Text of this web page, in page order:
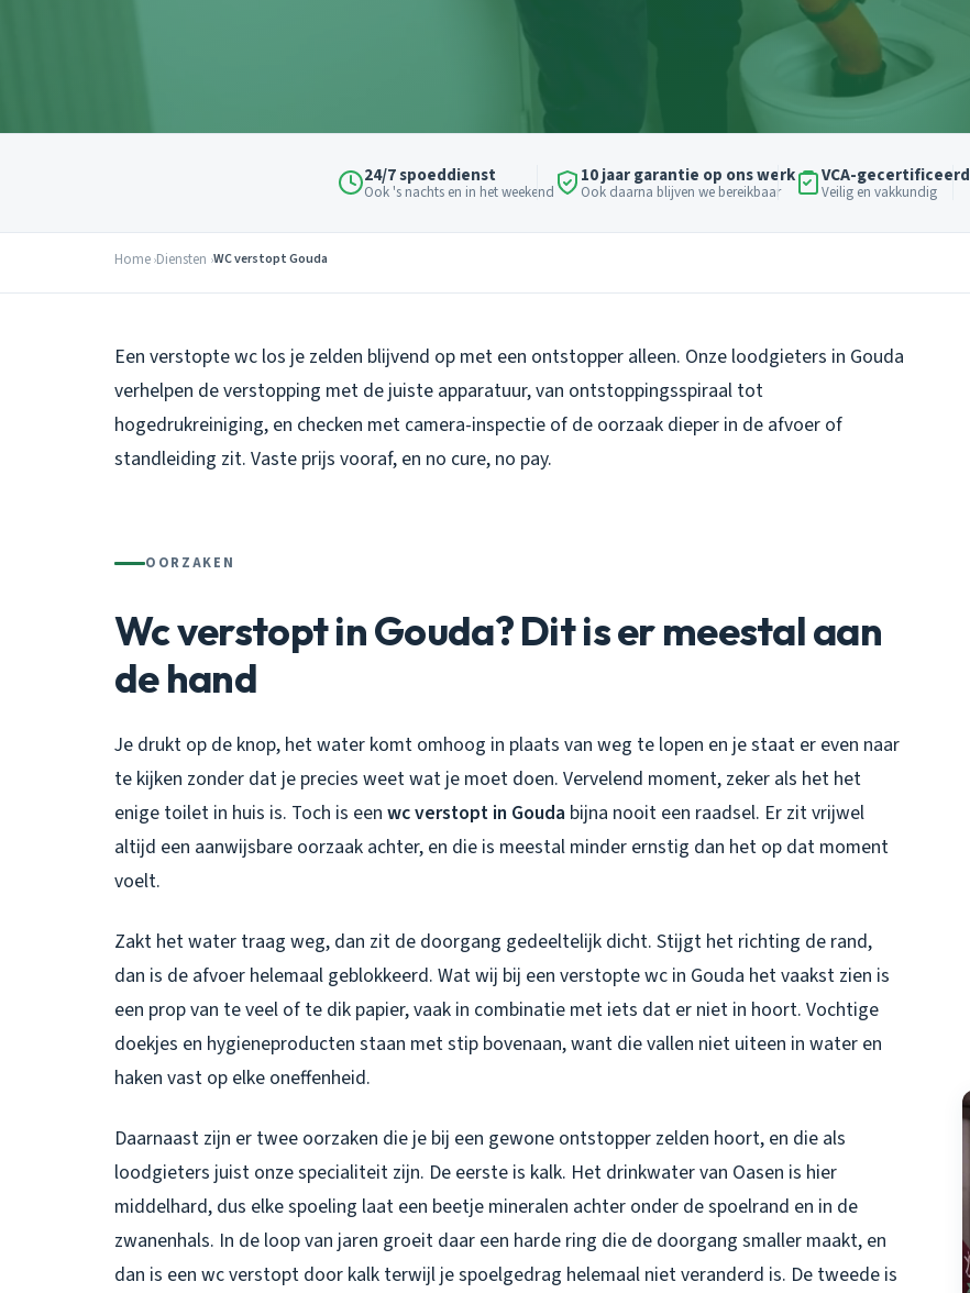
24/7 spoeddienst
Ook 's nachts en in het weekend
10 jaar garantie op ons werk
Ook daarna blijven we bereikbaar
VCA-gecertificeerd
Veilig en vakkundig
Home Diensten WC verstopt Gouda
Een verstopte wc los je zelden blijvend op met een ontstopper alleen. Onze loodgieters in Gouda
verhelpen de verstopping met de juiste apparatuur, van ontstoppingsspiraal tot
hogedrukreiniging, en checken met camera-inspectie of de oorzaak dieper in de afvoer of
standleiding zit. Vaste prijs vooraf, en no cure, no pay.
OORZAKEN
Wc verstopt in Gouda? Dit is er meestal aan
de hand
Je drukt op de knop, het water komt omhoog in plaats van weg te lopen en je staat er even naar
te kijken zonder dat je precies weet wat je moet doen. Vervelend moment, zeker als het het
enige toilet in huis is. Toch is een wc verstopt in Gouda bijna nooit een raadsel. Er zit vrijwel
altijd een aanwijsbare oorzaak achter, en die is meestal minder ernstig dan het op dat moment
voelt.
Zakt het water traag weg, dan zit de doorgang gedeeltelijk dicht. Stijgt het richting de rand,
dan is de afvoer helemaal geblokkeerd. Wat wij bij een verstopte wc in Gouda het vaakst zien is
een prop van te veel of te dik papier, vaak in combinatie met iets dat er niet in hoort. Vochtige
doekjes en hygieneproducten staan met stip bovenaan, want die vallen niet uiteen in water en
haken vast op elke oneffenheid.
Daarnaast zijn er twee oorzaken die je bij een gewone ontstopper zelden hoort, en die als
loodgieters juist onze specialiteit zijn. De eerste is kalk. Het drinkwater van Oasen is hier
middelhard, dus elke spoeling laat een beetje mineralen achter onder de spoelrand en in de
zwanenhals. In de loop van jaren groeit daar een harde ring die de doorgang smaller maakt, en
dan is een wc verstopt door kalk terwijl je spoelgedrag helemaal niet veranderd is. De tweede is